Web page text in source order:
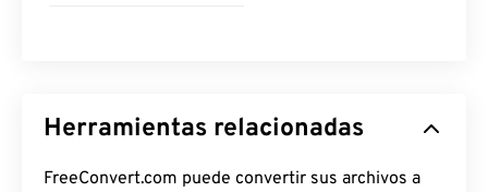
Herramientas relacionadas
FreeConvert.com puede convertir sus archivos a